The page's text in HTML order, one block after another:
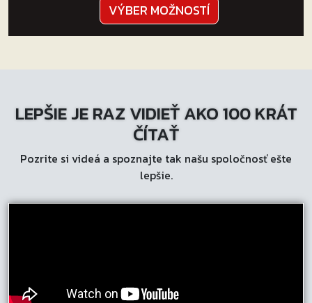
VÝBER MOŽNOSTÍ
produkt
má
si
môžete
na
LEPŠIE JE RAZ VIDIEŤ AKO 100 KRÁT
ČÍTAŤ
Pozrite si videá a spoznajte tak našu spoločnosť ešte
lepšie.